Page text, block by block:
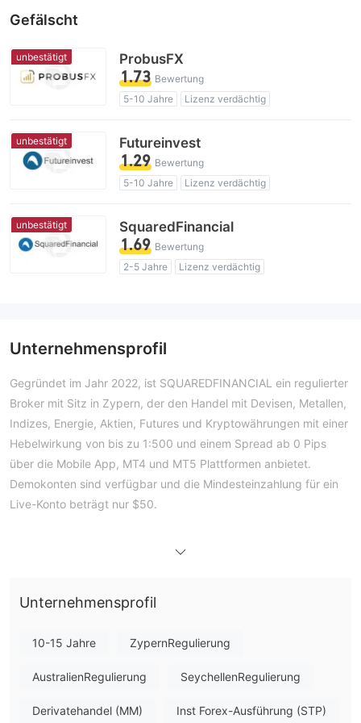
Gefälscht
unbestätigt ProbusFX
1.73 Bewertung
5-10 Jahre
Lizenz verdächtig
Hohes potenzielles Risiko
unbestätigt Futureinvest
1.29 Bewertung
5-10 Jahre
Lizenz verdächtig
Hohes potenzielles Risiko
unbestätigt SquaredFinancial
1.69 Bewertung
2-5 Jahre
Lizenz verdächtig
Unternehmensprofil
Gegründet im Jahr 2022, ist SQUAREDFINANCIAL ein regulierter
Broker mit Sitz in Zypern, der den Handel mit Devisen, Metallen,
Indizes, Energie, Aktien, Futures und Kryptowährungen mit einer
Hebelwirkung von bis zu 1:500 und einem Spread ab 0 Pips
über die Mobile App, MT4 und MT5 Plattformen anbietet.
Demokonten sind verfügbar und die Mindesteinzahlung für ein
Live-Konto beträgt nur $50.
Zyprische Wertpapier- und Börsenkommission
reguliert.
operiert SquaredFinancial unter der Lizenznummer 71593.
Seychellen Financial Services Authority (FSA) Für seine
Unternehmensprofil
10-15 Jahre ZypernRegulierung
AustralienRegulierung SeychellenRegulierung
Derivatehandel (MM) Inst Forex-Ausführung (STP)